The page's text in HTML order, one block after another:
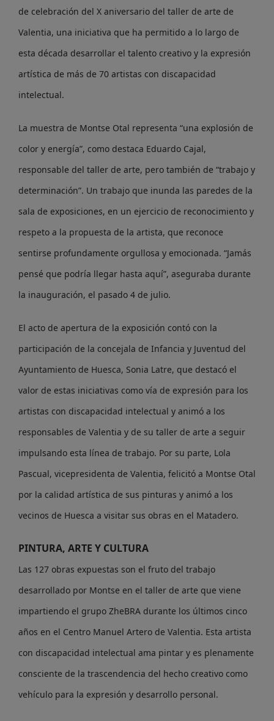
de celebración del X aniversario del taller de arte de
Valentia, una iniciativa que ha permitido a lo largo de
esta década desarrollar el talento creativo y la expresión
artística de más de 70 artistas con discapacidad
intelectual.
La muestra de Montse Otal representa “una explosión de
color y energía”, como destaca Eduardo Cajal,
responsable del taller de arte, pero también de “trabajo y
determinación”. Un trabajo que inunda las paredes de la
sala de exposiciones, en un ejercicio de reconocimiento y
respeto a la propuesta de la artista, que reconoce
sentirse profundamente orgullosa y emocionada. “Jamás
pensé que podría llegar hasta aquí”, aseguraba durante
la inauguración, el pasado 4 de julio.
El acto de apertura de la exposición contó con la
participación de la concejala de Infancia y Juventud del
Ayuntamiento de Huesca, Sonia Latre, que destacó el
valor de estas iniciativas como vía de expresión para los
artistas con discapacidad intelectual y animó a los
responsables de Valentia y de su taller de arte a seguir
impulsando esta línea de trabajo. Por su parte, Lola
Pascual, vicepresidenta de Valentia, felicitó a Montse Otal
por la calidad artística de sus pinturas y animó a los
vecinos de Huesca a visitar sus obras en el Matadero.
PINTURA, ARTE Y CULTURA
Las 127 obras expuestas son el fruto del trabajo
desarrollado por Montse en el taller de arte que viene
impartiendo el grupo ZheBRA durante los últimos cinco
años en el Centro Manuel Artero de Valentia. Esta artista
con discapacidad intelectual ama pintar y es plenamente
consciente de la trascendencia del hecho creativo como
vehículo para la expresión y desarrollo personal.